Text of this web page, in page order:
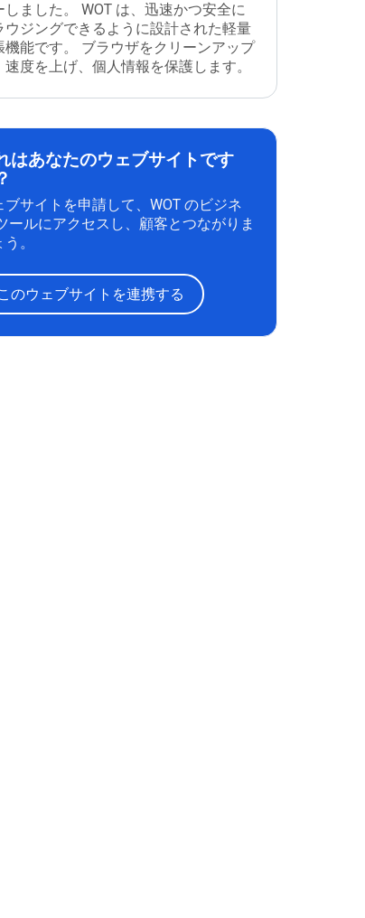
しました。 WOT は、迅速かつ安全に
ウジングできるように設計された軽量
機能です。 ブラウザをクリーンアップ
速度を上げ、個人情報を保護します。
はあなたのウェブサイトです
ブサイトを申請して、WOT のビジネ
ールにアクセスし、顧客とつながりま
。
のウェブサイトを連携する